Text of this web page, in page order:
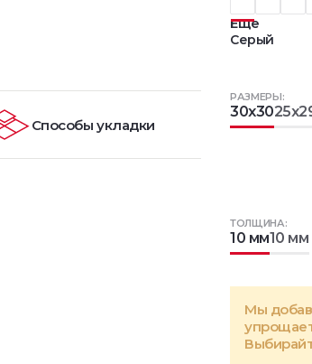
Еще
Серый
РАЗМЕРЫ:
30x30
ТОЛЩИНА:
10 мм10 мм
Мы
Способы укладки